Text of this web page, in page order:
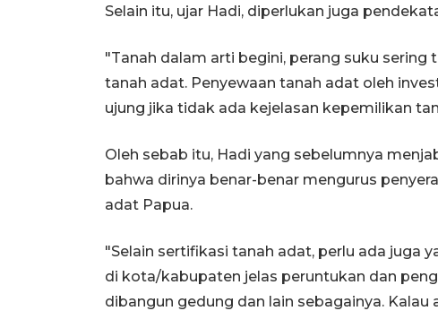
Selain itu, ujar Hadi, diperlukan juga
"Tanah dalam arti begini, perang suku
tanah adat. Penyewaan tanah adat oleh
ujung jika tidak ada kejelasan kepemilikan
Oleh sebab itu, Hadi yang sebelumnya
bahwa dirinya benar-benar mengurus
adat Papua.
"Selain sertifikasi tanah adat, perlu ada juga
di kota/kabupaten jelas peruntukan dan
dibangun gedung dan lain sebagainya.